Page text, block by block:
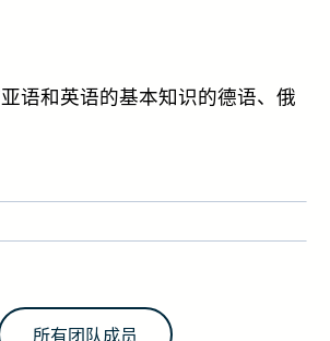
语和英语的基本知识的德语、俄
所有团队成员